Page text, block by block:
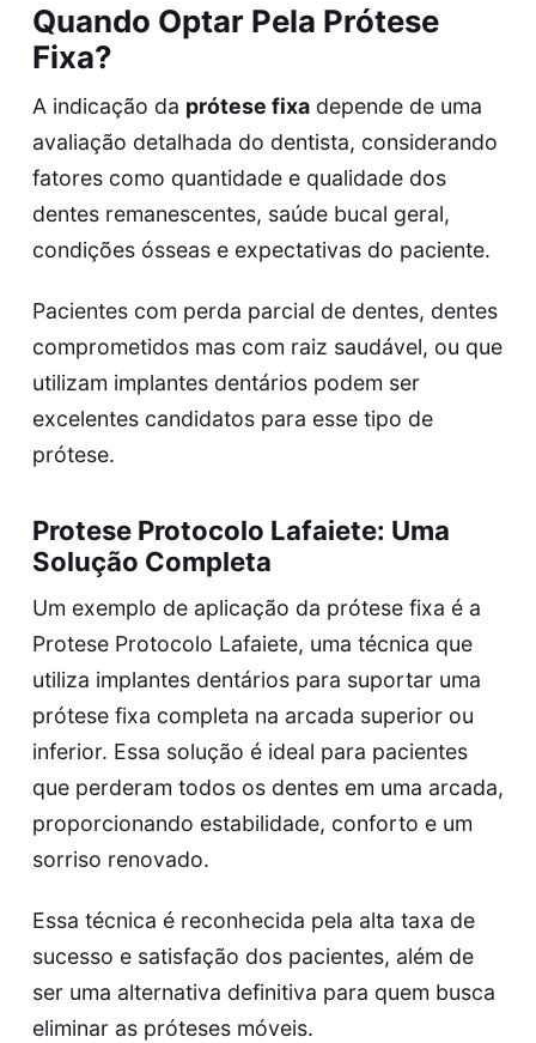
Quando Optar Pela Prótese
Fixa?
A indicação da prótese fixadepende de uma
avaliação detalhada do dentista, considerando
fatores como quantidade e qualidade dos
dentes remanescentes, saúde bucal geral,
condições ósseas e expectativas do paciente.
Pacientes com perda parcial de dentes, dentes
comprometidos mas com raiz saudável, ou que
utilizam implantes dentários podem ser
excelentes candidatos para esse tipo de
prótese.
Protese Protocolo Lafaiete: Uma
Solução Completa
Um exemplo de aplicação da prótese fixa é a
Protese Protocolo Lafaiete, uma técnica que
utiliza implantes dentários para suportar uma
prótese fixa completa na arcada superior ou
inferior. Essa solução é ideal para pacientes
que perderam todos os dentes em uma arcada,
proporcionando estabilidade, conforto e um
sorriso renovado.
Essa técnica é reconhecida pela alta taxa de
sucesso e satisfação dos pacientes, além de
ser uma alternativa definitiva para quem busca
eliminar as próteses móveis.